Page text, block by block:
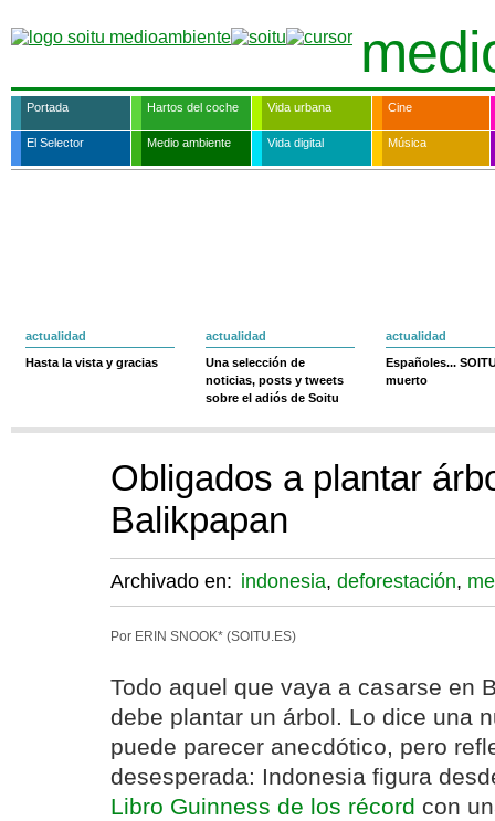
Portada Hartos del coche Vida urbana Cine
El Selector Medio ambiente Vida digital Música
actualidad
Hasta la vista y gracias
actualidad
Una selección de
noticias, posts y tweets
sobre el adiós de Soitu
actualidad
Españoles...
muerto
Obligados a plantar
Balikpapan
Archivado en: indonesia, deforestación,
Por ERIN SNOOK* (SOITU.ES)
Todo aquel que vaya a casarse en
debe plantar un árbol. Lo dice una
puede parecer anecdótico, pero
desesperada: Indonesia figura
Libro Guinness de los récord con